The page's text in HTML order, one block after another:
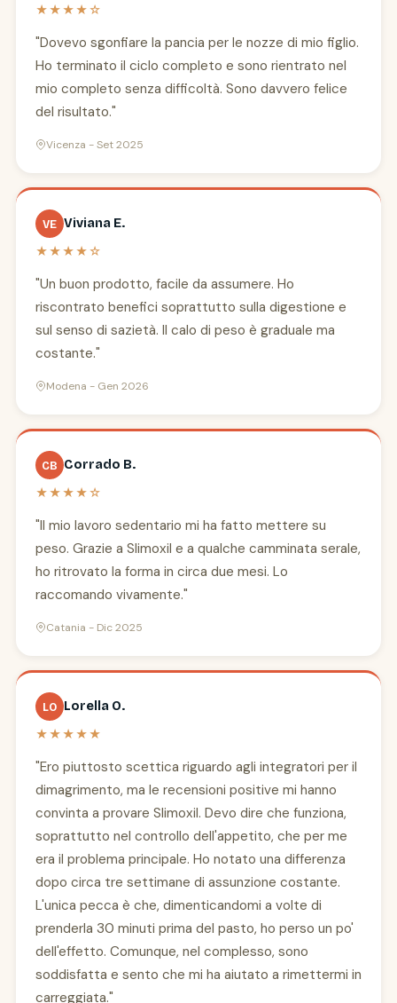
★★★★☆
"Dovevo sgonfiare la pancia per le nozze di mio figlio.
Ho terminato il ciclo completo e sono rientrato nel
mio completo senza difficoltà. Sono davvero felice
del risultato."
Vicenza - Set 2025
VE Viviana E.
★★★★☆
"Un buon prodotto, facile da assumere. Ho
riscontrato benefici soprattutto sulla digestione e
sul senso di sazietà. Il calo di peso è graduale ma
costante."
Modena - Gen 2026
CB Corrado B.
★★★★☆
"Il mio lavoro sedentario mi ha fatto mettere su
peso. Grazie a Slimoxil e a qualche camminata serale,
ho ritrovato la forma in circa due mesi. Lo
raccomando vivamente."
Catania - Dic 2025
LO Lorella O.
★★★★★
"Ero piuttosto scettica riguardo agli integratori per il
dimagrimento, ma le recensioni positive mi hanno
convinta a provare Slimoxil. Devo dire che funziona,
soprattutto nel controllo dell'appetito, che per me
era il problema principale. Ho notato una differenza
dopo circa tre settimane di assunzione costante.
L'unica pecca è che, dimenticandomi a volte di
prenderla 30 minuti prima del pasto, ho perso un po'
dell'effetto. Comunque, nel complesso, sono
soddisfatta e sento che mi ha aiutato a rimettermi in
carreggiata."